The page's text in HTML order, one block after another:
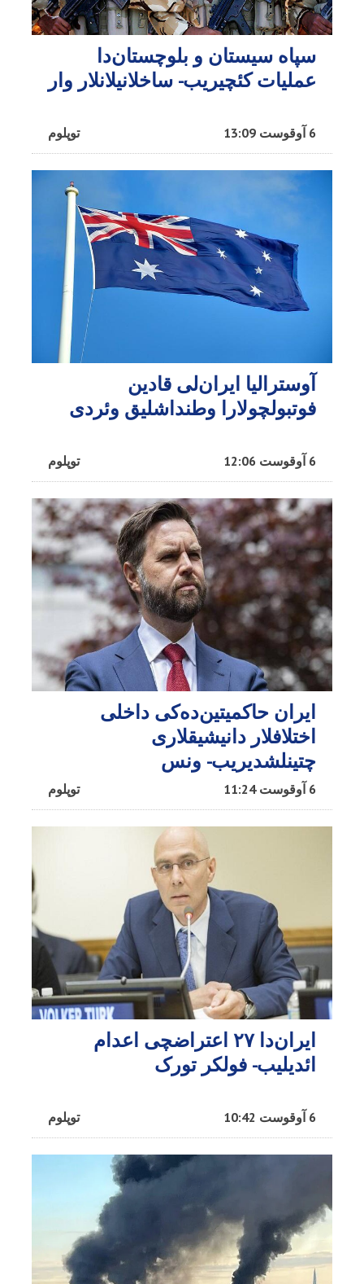
سپاه سیستان و بلوچستان‌دا
عملیات کئچیریب- ساخلانیلانلار وار
توپلوم 6 آوقوست 13:09
آوسترالیا ایران‌لی قادین
فوتبولچولارا وطنداشلیق وئردی
توپلوم 6 آوقوست 12:06
ایران حاکمیتین‌ده‌کی داخلی
اختلافلار دانیشیقلاری
چتینلشدیریب- ونس
توپلوم 6 آوقوست 11:24
ایران‌دا ۲۷ اعتراضچی اعدام
ائدیلیب- فولکر تورک
توپلوم 6 آوقوست 10:42